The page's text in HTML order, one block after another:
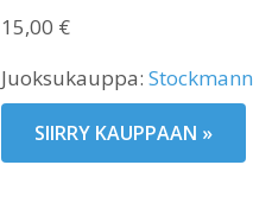
15,00 €
Juoksukauppa: Stockmann
SIIRRY KAUPPAAN »